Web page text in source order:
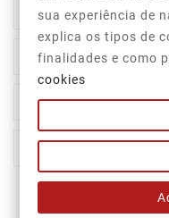
Información De La
Category
Our Company
Su Cuenta
sua experiência de
explica os tipos de
finalidades e como
cookies